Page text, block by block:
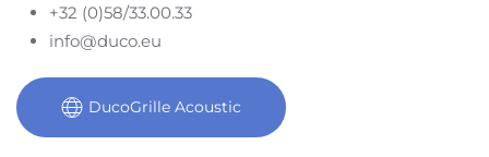
+32 (0)58/33.00.33
info@duco.eu
DucoGrille Acoustic